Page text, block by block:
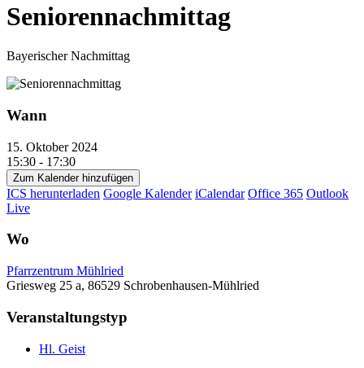
Seniorennachmittag
Bayerischer Nachmittag
Wann
15. Oktober 2024
15:30 - 17:30
Zum Kalender hinzufügen
ICS herunterladen Google Kalender iCalendar Office 365 Outlook
Live
Wo
Pfarrzentrum Mühlried
Griesweg 25 a, 86529 Schrobenhausen-Mühlried
Veranstaltungstyp
Hl. Geist